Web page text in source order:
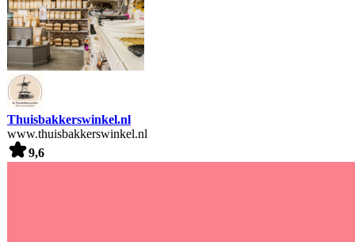
Thuisbakkerswinkel.nl
www.thuisbakkerswinkel.nl
9,6